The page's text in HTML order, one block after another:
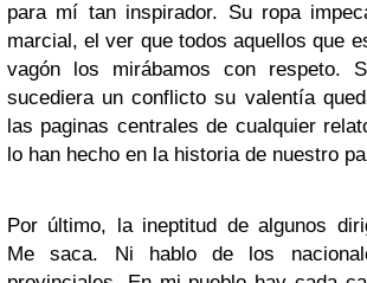
para mí tan inspirador. Su ropa
marcial, el ver que todos aquellos que
vagón los mirábamos con respeto.
sucediera un conflicto su valentía
las paginas centrales de cualquier
lo han hecho en la historia de nuestro
Por último, la ineptitud de algunos
Me saca. Ni hablo de los